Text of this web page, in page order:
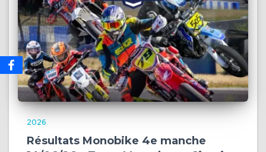
2026
Résultats Monobike 4e manche